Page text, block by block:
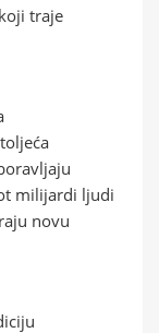
traje
milijardi ljudi
novu